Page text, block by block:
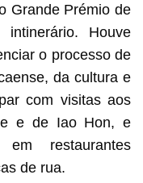
Grande Prémio de
Houve
o processo de
da cultura e
com visitas aos
e de Iao Hon, e
restaurantes
de rua.